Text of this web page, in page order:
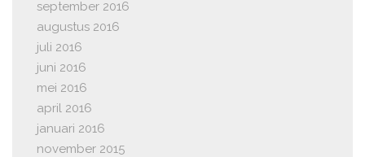
september 2016
augustus 2016
juli 2016
juni 2016
mei 2016
april 2016
januari 2016
november 2015